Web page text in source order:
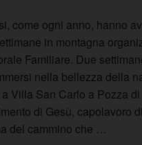
come ogni anno, hanno
in montagna
Familiare. Due
nella bellezza della
Villa San Carlo a Pozza di
di Gesù, capolavoro di
del cammino che …